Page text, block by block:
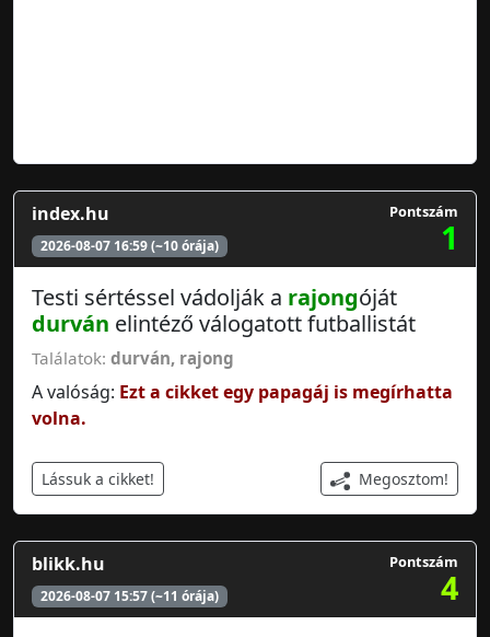
index.hu
2026-08-07 16:59 (~10 órája)
Pontszám
1
Testi sértéssel vádolják a rajongóját
durván elintéző válogatott futballistát
Találatok: durván, rajong
A valóság: Ezt a cikket egy papagáj is megírhatta
volna.
Lássuk a cikket! Megosztom!
blikk.hu
2026-08-07 15:57 (~11 órája)
Pontszám
4